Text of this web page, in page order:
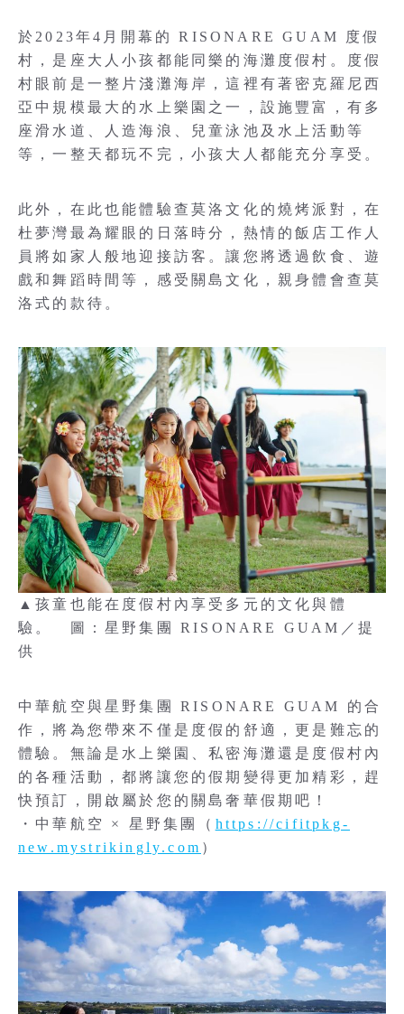
於2023年4月開幕的 RISONARE GUAM 度假
村，是座大人小孩都能同樂的海灘度假村。度假
村眼前是一整片淺灘海岸，這裡有著密克羅尼西
亞中規模最大的水上樂園之一，設施豐富，有多
座滑水道、人造海浪、兒童泳池及水上活動等
等，一整天都玩不完，小孩大人都能充分享受。
此外，在此也能體驗查莫洛文化的燒烤派對，在
杜夢灣最為耀眼的日落時分，熱情的飯店工作人
員將如家人般地迎接訪客。讓您將透過飲食、遊
戲和舞蹈時間等，感受關島文化，親身體會查莫
洛式的款待。
▲孩童也能在度假村內享受多元的文化與體
驗。 圖：星野集團 RISONARE GUAM／提
供
中華航空與星野集團 RISONARE GUAM 的合
作，將為您帶來不僅是度假的舒適，更是難忘的
體驗。無論是水上樂園、私密海灘還是度假村內
的各種活動，都將讓您的假期變得更加精彩，趕
快預訂，開啟屬於您的關島奢華假期吧！
・中華航空 × 星野集團（ https://cifitpkg-
new.mystrikingly.com ）